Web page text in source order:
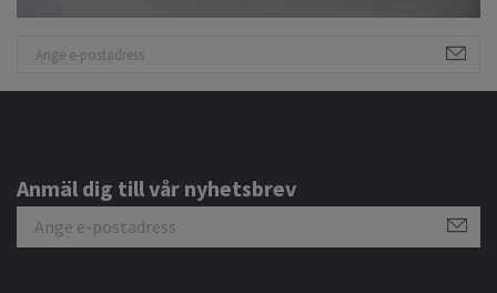
Anmäl dig till vår nyhetsbrev